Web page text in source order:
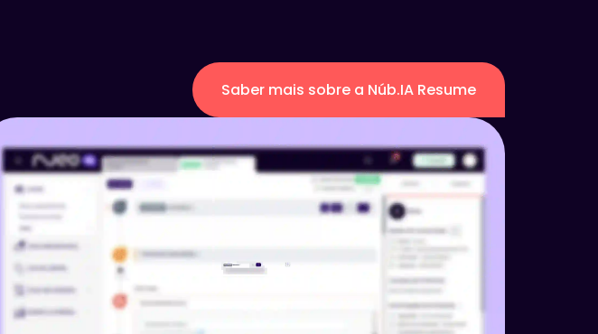
Saber mais sobre a Núb.IA Resume